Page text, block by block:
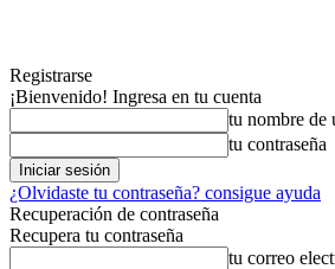
Registrarse
¡Bienvenido! Ingresa en tu cuenta
tu nombre de
tu contraseña
¿Olvidaste tu contraseña? consigue ayuda
Recuperación de contraseña
Recupera tu contraseña
tu correo